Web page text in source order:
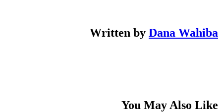
Written by Dana Wahiba
You May Also Like